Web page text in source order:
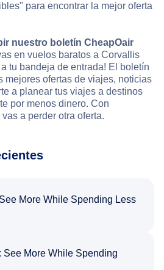
para encontrar la mejor oferta
nuestro boletín CheapOair
en vuelos baratos a Corvallis
tu bandeja de entrada! El boletín
mejores ofertas de viajes, noticias
a planear tus viajes a destinos
por menos dinero. Con
a perder otra oferta.
More While Spending Less
See More While Spending